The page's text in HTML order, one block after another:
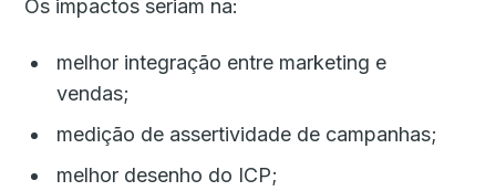
Os impactos seriam na:
melhor integração entre marketing e
vendas;
medição de assertividade de campanhas;
melhor desenho do ICP;